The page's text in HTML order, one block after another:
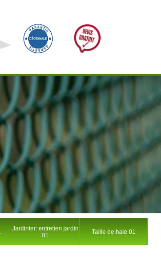
Jardinier: entretien jardin
01
Taille de haie 01